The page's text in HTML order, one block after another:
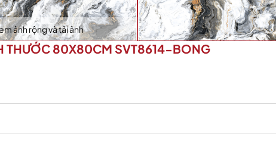
ảnh rộng và tải ảnh
THƯỚC 80X80CM SVT8614-BONG